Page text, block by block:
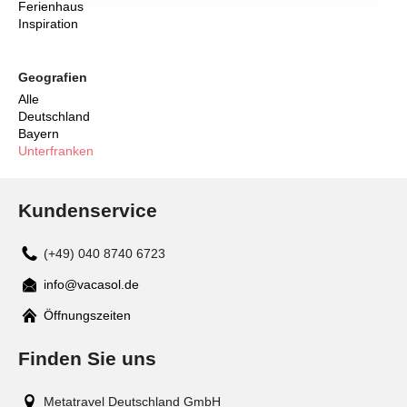
Ferienhaus
Inspiration
Geografien
Alle
Deutschland
Bayern
Unterfranken
Kundenservice
(+49) 040 8740 6723
Mail
info@vacasol.de
Öffnungszeiten
Finden Sie uns
Metatravel Deutschland GmbH